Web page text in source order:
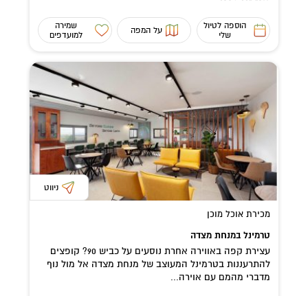
הוספה לטיול
שלי
על המפה
שמירה
למועדפים
ניווט
מכירת אוכל מוכן
טרמינל במנחת מצדה
עצירת קפה באווירה אחרת נוסעים על כביש 90? קופצים
להתרעננות בטרמינל המעוצב של מנחת מצדה אל מול נוף
מדברי מהמם עם אוירה...